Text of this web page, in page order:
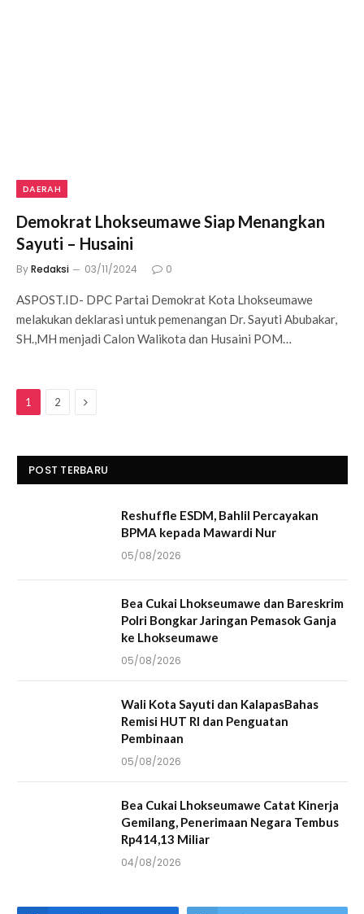
DAERAH
Demokrat Lhokseumawe Siap Menangkan
Sayuti – Husaini
ByRedaksi 03/11/2024 0
ASPOST.ID- DPC Partai Demokrat Kota Lhokseumawe
melakukan deklarasi untuk pemenangan Dr. Sayuti Abubakar,
SH.,MH menjadi Calon Walikota dan Husaini POM…
1 2 Next
POST TERBARU
Reshuffle ESDM, Bahlil Percayakan
BPMA kepada Mawardi Nur
05/08/2026
Bea Cukai Lhokseumawe dan Bareskrim
Polri Bongkar Jaringan Pemasok Ganja
ke Lhokseumawe
05/08/2026
Wali Kota Sayuti dan KalapasBahas
Remisi HUT RI dan Penguatan
Pembinaan
05/08/2026
Bea Cukai Lhokseumawe Catat Kinerja
Gemilang, Penerimaan Negara Tembus
Rp414,13 Miliar
04/08/2026